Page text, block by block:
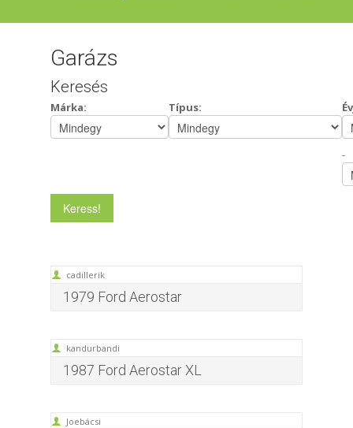
Garázs
Keresés
Márka: Típus:
-
cadillerik
1979 Ford Aerostar
kandurbandi
1987 Ford Aerostar XL
Joebácsi